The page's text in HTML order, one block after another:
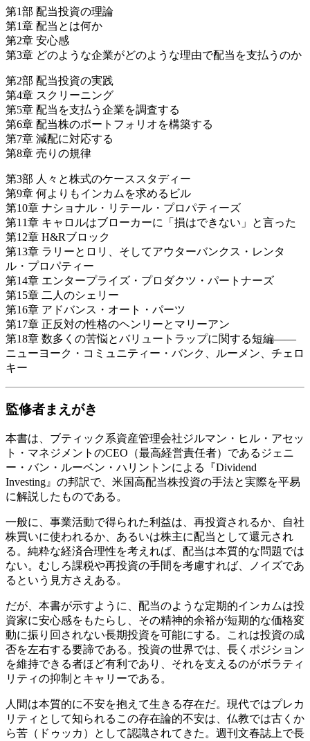
第1部 配当投資の理論
第1章 配当とは何か
第2章 安心感
第3章 どのような企業がどのような理由で配当を支払うのか
第2部 配当投資の実践
第4章 スクリーニング
第5章 配当を支払う企業を調査する
第6章 配当株のポートフォリオを構築する
第7章 減配に対応する
第8章 売りの規律
第3部 人々と株式のケーススタディー
第9章 何よりもインカムを求めるビル
第10章 ナショナル・リテール・プロパティーズ
第11章 キャロルはブローカーに「損はできない」と言った
第12章 H&Rブロック
第13章 ラリーとロリ、そしてアウターバンクス・レンタ
ル・プロパティー
第14章 エンタープライズ・プロダクツ・パートナーズ
第15章 二人のシェリー
第16章 アドバンス・オート・パーツ
第17章 正反対の性格のヘンリーとマリーアン
第18章 数多くの苦悩とバリュートラップに関する短編――
ニューヨーク・コミュニティー・バンク、ルーメン、チェロ
キー
監修者まえがき
本書は、ブティック系資産管理会社ジルマン・ヒル・アセッ
ト・マネジメントのCEO（最高経営責任者）であるジェニ
ー・バン・ルーベン・ハリントンによる『Dividend
Investing』の邦訳で、米国高配当株投資の手法と実際を平易
に解説したものである。
一般に、事業活動で得られた利益は、再投資されるか、自社
株買いに使われるか、あるいは株主に配当として還元され
る。純粋な経済合理性を考えれば、配当は本質的な問題では
ない。むしろ課税や再投資の手間を考慮すれば、ノイズであ
るという見方さえある。
だが、本書が示すように、配当のような定期的インカムは投
資家に安心感をもたらし、その精神的余裕が短期的な価格変
動に振り回されない長期投資を可能にする。これは投資の成
否を左右する要諦である。投資の世界では、長くポジション
を維持できる者ほど有利であり、それを支えるのがボラティ
リティの抑制とキャリーである。
人間は本質的に不安を抱えて生きる存在だ。現代ではプレカ
リティとして知られるこの存在論的不安は、仏教では古くか
ら苦（ドゥッカ）として認識されてきた。週刊文春誌上で長